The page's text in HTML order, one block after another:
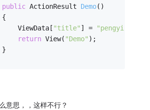
public ActionResult Demo()
{
ViewData[
"title" ] = "pengyi"
return View( "Demo" );
}
意思，，这样不行？